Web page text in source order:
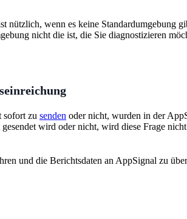
nützlich, wenn es keine Standardumgebung
nicht die ist, die Sie diagnostizieren
sofort zu senden oder nicht, wurden in der
wird oder nicht, wird diese Frage
und die Berichtsdaten an AppSignal zu